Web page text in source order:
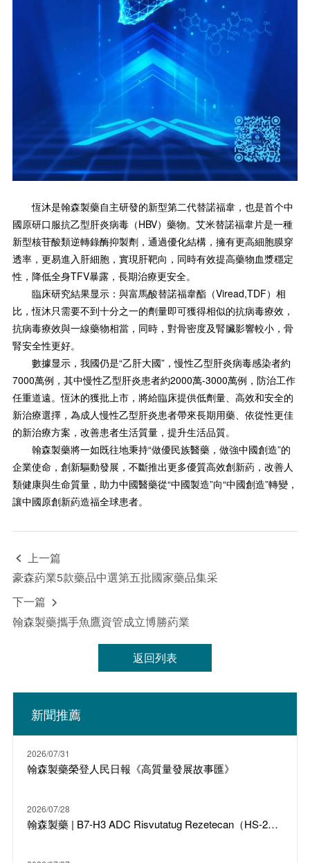
恆沐是翰森製藥自主研發的新型第二代替諾福韋，也是首个中
國原研口服抗乙型肝炎病毒（HBV）藥物。艾米替諾福韋片是一種
新型核苷酸類逆轉錄酶抑製劑，通過優化結構，擁有更高細胞膜穿
透率，更易進入肝細胞，實現肝靶向，同時有效提高藥物血漿穩定
性，降低全身TFV暴露，長期治療更安全。
臨床研究結果显示：與富馬酸替諾福韋酯（Viread,TDF）相
比，恆沐只需要不到十分之一的劑量即可獲得相似的抗病毒療效，
抗病毒療效與一線藥物相當，同時，對骨密度及腎臟影響較小，骨
腎安全性更好。
數據显示，我國仍是“乙肝大國”，慢性乙型肝炎病毒感染者約
7000萬例，其中慢性乙型肝炎患者約2000萬-3000萬例，防治工作
任重道遠。恆沐的獲批上市，將給臨床提供低劑量、高效和安全的
新治療選擇，為成人慢性乙型肝炎患者帶來長期用藥、依從性更佳
的新治療方案，改善患者生活質量，提升生活品質。
翰森製藥將一如既往地秉持“做優民族醫藥，做強中國創造”的
企業使命，創新驅動發展，不斷推出更多優質高效創新葯，改善人
類健康與生命質量，助力中國醫藥從“中國製造”向“中國創造”轉變，
讓中國原創新葯造福全球患者。
 上一篇
豪森葯業5款藥品中選第五批國家藥品集采
下一篇 
翰森製藥攜手魚鷹資管成立博勝葯業
返回列表
新聞推薦
2026/07/31
翰森製藥榮登人民日報《高質量發展故事匯》
2026/07/28
翰森製藥 | B7-H3 ADC Risvutatug Rezetecan（HS-20093）骨肉瘤III期臨床ARTEMIS-011達到IRC-PFS主要終點